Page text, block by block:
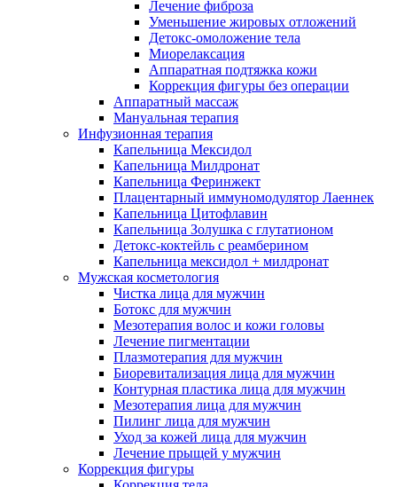
Лечение фиброза
Уменьшение жировых отложений
Детокс-омоложение тела
Миорелаксация
Аппаратная подтяжка кожи
Коррекция фигуры без операции
Аппаратный массаж
Мануальная терапия
Инфузионная терапия
Капельница Мексидол
Капельница Милдронат
Капельница Феринжект
Плацентарный иммуномодулятор Лаеннек
Капельница Цитофлавин
Капельница Золушка с глутатионом
Детокс-коктейль с реамберином
Капельница мексидол + милдронат
Мужская косметология
Чистка лица для мужчин
Ботокс для мужчин
Мезотерапия волос и кожи головы
Лечение пигментации
Плазмотерапия для мужчин
Биоревитализация лица для мужчин
Контурная пластика лица для мужчин
Мезотерапия лица для мужчин
Пилинг лица для мужчин
Уход за кожей лица для мужчин
Лечение прыщей у мужчин
Коррекция фигуры